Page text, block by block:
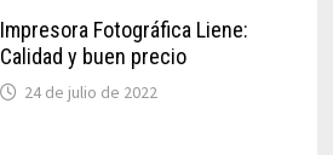
Impresora Fotográfica Liene:
Calidad y buen precio
24 de julio de 2022